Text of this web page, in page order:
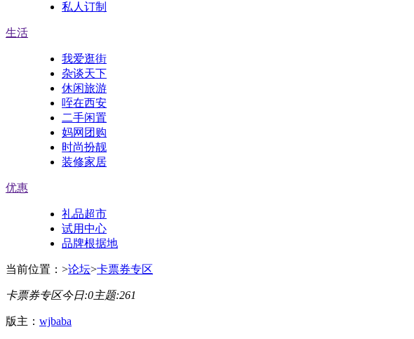
私人订制
生活
我爱逛街
杂谈天下
休闲旅游
咥在西安
二手闲置
妈网团购
时尚扮靓
装修家居
优惠
礼品超市
试用中心
品牌根据地
当前位置： >论坛>卡票券专区
卡票券专区今日:0主题:261
版主： wjbaba